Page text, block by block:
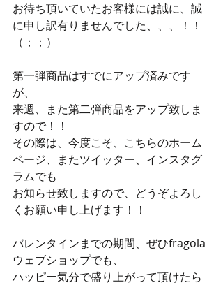
お待ち頂いていたお客様には誠に、誠
に申し訳有りませんでした、、、！！
（；；）
第一弾商品はすでにアップ済みです
が、
来週、また第二弾商品をアップ致しま
すので！！
その際は、今度こそ、こちらのホーム
ページ、またツイッター、インスタグ
ラムでも
お知らせ致しますので、どうぞよろし
くお願い申し上げます！！
バレンタインまでの期間、ぜひfragola
ウェブショップでも、
ハッピー気分で盛り上がって頂けたら